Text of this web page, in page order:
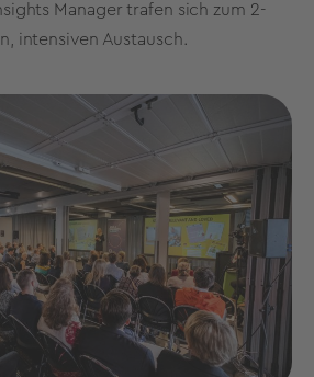
Manager trafen sich zum 2-
intensiven Austausch.